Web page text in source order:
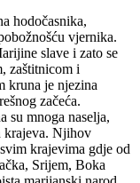
hodočasnika,
vjernika.
slave i zato se
zaštitnicom i
kruna je njezina
začeća.
su mnoga naselja,
krajeva. Njihov
krajevima gdje od
Srijem, Boka